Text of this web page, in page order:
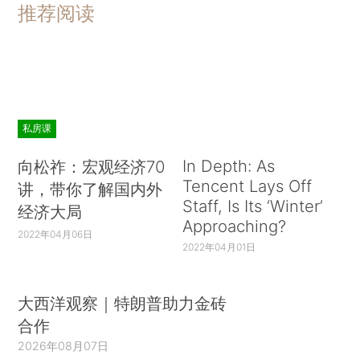
推荐阅读
私房课
向松祚：宏观经济70
讲，带你了解国内外
经济大局
2022年04月06日
In Depth: As
Tencent Lays Off
Staff, Is Its ‘Winter’
Approaching?
2022年04月01日
大西洋观察｜特朗普助力金砖
合作
2026年08月07日